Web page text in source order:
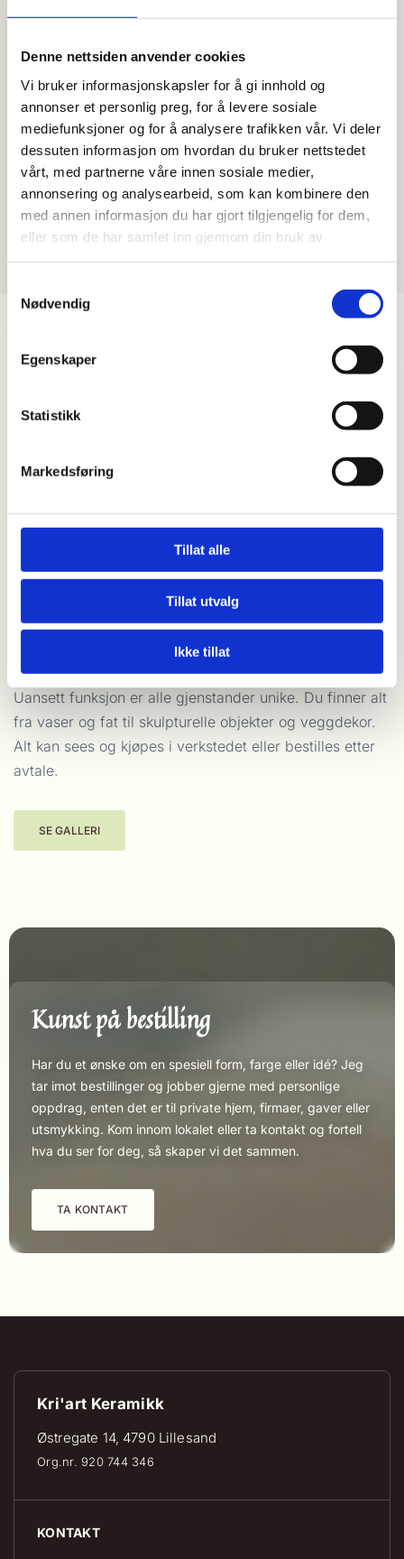
Denne nettsiden anvender cookies
Vi bruker informasjonskapsler for å gi innhold og
annonser et personlig preg, for å levere sosiale
mediefunksjoner og for å analysere trafikken vår. Vi deler
dessuten informasjon om hvordan du bruker nettstedet
vårt, med partnerne våre innen sosiale medier,
annonsering og analysearbeid, som kan kombinere den
med annen informasjon du har gjort tilgjengelig for dem,
eller som de har samlet inn gjennom din bruk av
Nødvendig
Egenskaper
Statistikk
Markedsføring
Tillat alle
Tillat utvalg
Ikke tillat
Hav Organiske former
Dyreliv Humor
Kunst i alle former
Noen verk er laget for å brukes, andre for å vises frem.
Uansett funksjon er alle gjenstander unike. Du finner alt
fra vaser og fat til skulpturelle objekter og veggdekor.
Alt kan sees og kjøpes i verkstedet eller bestilles etter
avtale.
SE GALLERI
Kunst på bestilling
Har du et ønske om en spesiell form, farge eller idé? Jeg
tar imot bestillinger og jobber gjerne med personlige
oppdrag, enten det er til private hjem, firmaer, gaver eller
utsmykking. Kom innom lokalet eller ta kontakt og fortell
hva du ser for deg, så skaper vi det sammen.
TA KONTAKT
Kri'art Keramikk
Østregate 14, 4790 Lillesand
Org.nr. 920 744 346
KONTAKT